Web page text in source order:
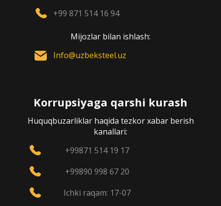
+99 871 514 16 94
Mijozlar bilan ishlash:
Info@uzbeksteel.uz
Korrupsiyaga qarshi kurash
Huquqbuzarliklar haqida tezkor xabar berish
kanallari:
+99871 514 19 17
+99890 998 67 20
Ichki raqam: 17-07